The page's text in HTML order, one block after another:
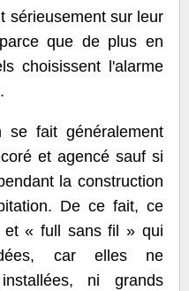
sérieusement sur leur
que de plus en
choisissent l'alarme
se fait généralement
et agencé sauf si
la construction
De ce fait, ce
et « full sans fil » qui
car elles ne
ni grands